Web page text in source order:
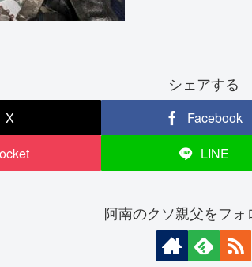
シェアする
X Facebook
LINE
阿南のクソ親父をフォ